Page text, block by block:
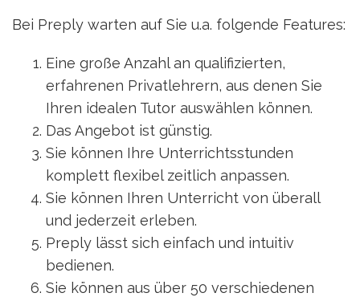
Bei Preply warten auf Sie u.a. folgende Features:
Eine große Anzahl an qualifizierten,
erfahrenen Privatlehrern, aus denen Sie
Ihren idealen Tutor auswählen können.
Das Angebot ist günstig.
Sie können Ihre Unterrichtsstunden
komplett flexibel zeitlich anpassen.
Sie können Ihren Unterricht von überall
und jederzeit erleben.
Preply lässt sich einfach und intuitiv
bedienen.
Sie können aus über 50 verschiedenen